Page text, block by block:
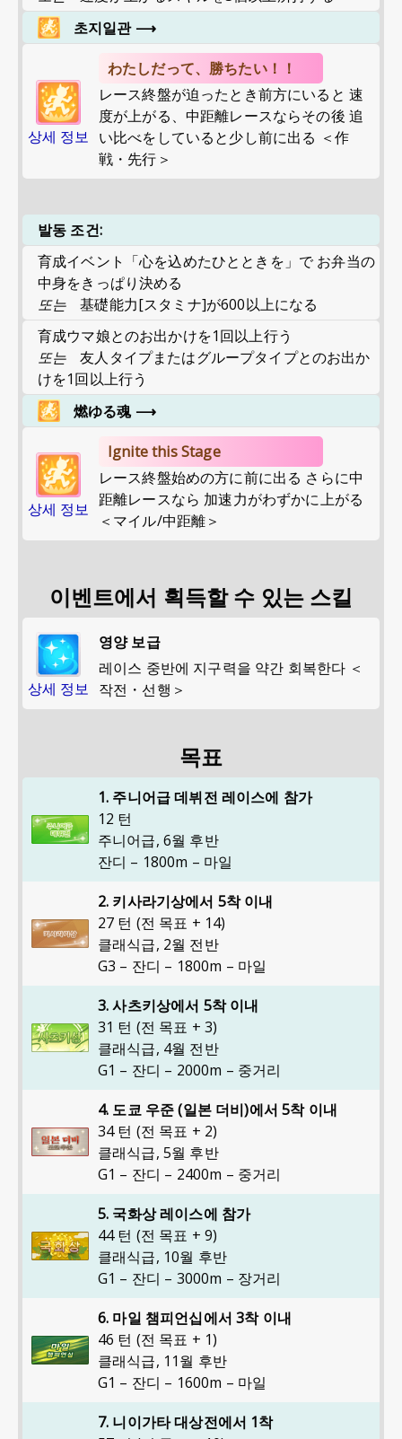
초지일관 ⟶
상세 정보
わたしだって、勝ちたい！！
レース終盤が迫ったとき前方にいると 速
度が上がる、中距離レースならその後 追
い比べをしていると少し前に出る ＜作
戦・先行＞
발동 조건:
育成イベント「心を込めたひとときを」で お弁当の
中身をきっぱり決める
또는
基礎能力[スタミナ]が600以上になる
育成ウマ娘とのお出かけを1回以上行う
또는
友人タイプまたはグループタイプとのお出か
けを1回以上行う
燃ゆる魂 ⟶
상세 정보
Ignite this Stage
レース終盤始めの方に前に出る さらに中
距離レースなら 加速力がわずかに上がる
＜マイル/中距離＞
이벤트에서 획득할 수 있는 스킬
상세 정보
영양 보급
레이스 중반에 지구력을 약간 회복한다 ＜
작전・선행＞
목표
1. 주니어급 데뷔전 레이스에 참가
12 턴
주니어급, 6월 후반
잔디 – 1800m – 마일
2. 키사라기상에서 5착 이내
27 턴 (전 목표 + 14)
클래식급, 2월 전반
G3 – 잔디 – 1800m – 마일
3. 사츠키상에서 5착 이내
31 턴 (전 목표 + 3)
클래식급, 4월 전반
G1 – 잔디 – 2000m – 중거리
4. 도쿄 우준 (일본 더비)에서 5착 이내
34 턴 (전 목표 + 2)
클래식급, 5월 후반
G1 – 잔디 – 2400m – 중거리
5. 국화상 레이스에 참가
44 턴 (전 목표 + 9)
클래식급, 10월 후반
G1 – 잔디 – 3000m – 장거리
6. 마일 챔피언십에서 3착 이내
46 턴 (전 목표 + 1)
클래식급, 11월 후반
G1 – 잔디 – 1600m – 마일
7. 니이가타 대상전에서 1착